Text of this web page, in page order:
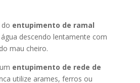
entupimento de ramal
descendo lentamente com
mau cheiro.
entupimento de rede de
utilize arames, ferros ou